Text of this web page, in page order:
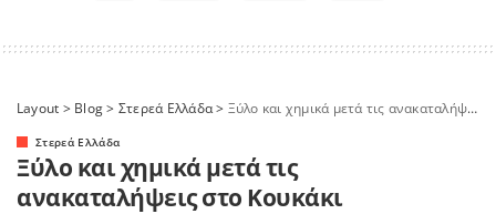
Layout > Blog> Στερεά Ελλάδα> Ξύλο και χημικά μετά τις ανακαταλήψεις στο Κουκάκι
Στερεά Ελλάδα
Ξύλο και χημικά μετά τις
ανακαταλήψεις στο Κουκάκι